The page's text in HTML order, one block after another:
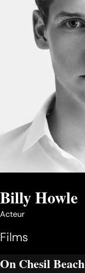
Billy Howle
Acteur
Films
On Chesil Beach